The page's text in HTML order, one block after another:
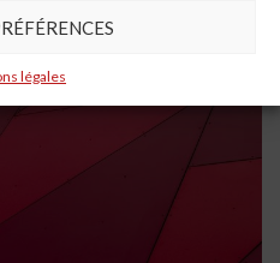
légales
: La Guerre des